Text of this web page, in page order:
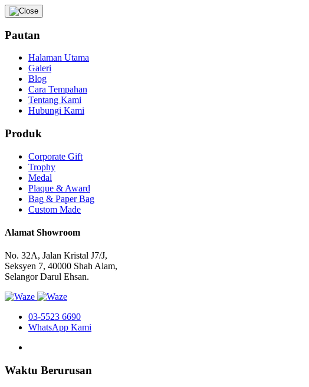
Pautan
Halaman Utama
Galeri
Blog
Cara Tempahan
Tentang Kami
Hubungi Kami
Produk
Corporate Gift
Trophy
Medal
Plaque & Award
Bag & Paper Bag
Custom Made
Alamat Showroom
No. 32A, Jalan Kristal J7/J,
Seksyen 7, 40000 Shah Alam,
Selangor Darul Ehsan.
03-5523 6690
WhatsApp Kami
Waktu Berurusan